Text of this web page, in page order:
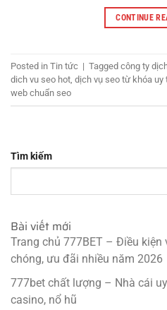
CONTINUE
Posted in Tin tức | Tagged công ty
dich vu seo hot dịch vụ seo từ khóa uy
web chuẩn seo
Tìm kiếm
Bài viết mới
Trang chủ 777BET – Điều
chóng, ưu đãi nhiều năm 2026
777bet chất lượng – Nhà cái
casino, nổ hũ